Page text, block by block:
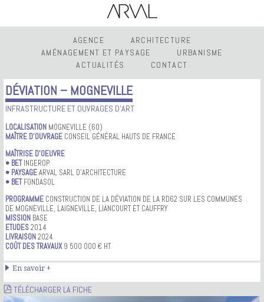
AGENCE
ARCHITECTURE
AMÉNAGEMENT ET PAYSAGE
URBANISME
ACTUALITÉS
CONTACT
DÉVIATION – MOGNEVILLE
INFRASTRUCTURE ET OUVRAGES D'ART
LOCALISATION MOGNEVILLE (60)
MAÎTRE D’OUVRAGE CONSEIL GÉNÉRAL HAUTS DE FRANCE
MAÎTRISE D’OEUVRE
• BETINGEROP
• PAYSAGEARVAL SARL D’ARCHITECTURE
• BETFONDASOL
PROGRAMME CONSTRUCTION DE LA DÉVIATION DE LA RD62 SUR LES COMMUNES
DE MOGNEVILLE, LAIGNEVILLE, LIANCOURT ET CAUFFRY
MISSION BASE
ETUDES2014
LIVRAISON2024
COÛT DES TRAVAUX9 500 000 € HT
En savoir +
TÉLÉCHARGER LA FICHE